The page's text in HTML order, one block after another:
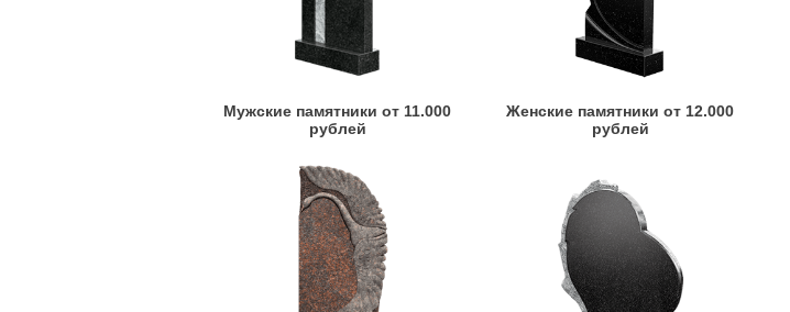
Мужские памятники от 11.000
рублей
Женские памятники от 12.000
рублей